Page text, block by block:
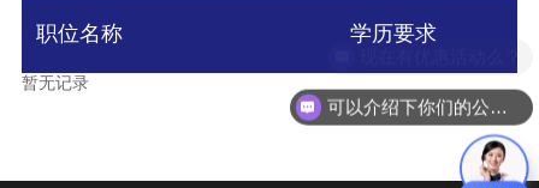
职位名称 学历要求
暂无记录
可以介绍下你们的公司么？